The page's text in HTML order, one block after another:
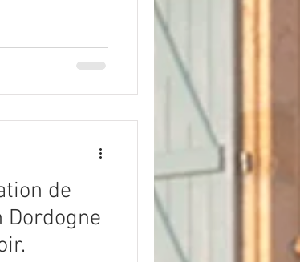
à la baignade.
admirer la
de
Dordogne